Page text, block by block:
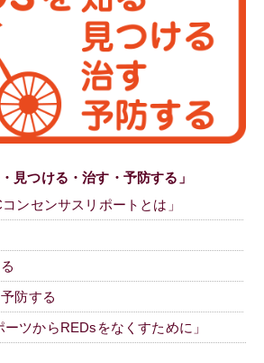
見つける・治す・予防する」
ンセンサスリポートとは」
防する
ツからREDsをなくすために」